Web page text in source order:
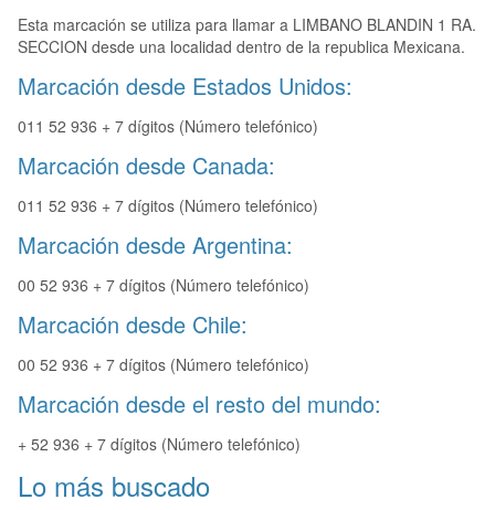
Esta marcación se utiliza para llamar a LIMBANO BLANDIN 1 RA.
SECCION desde una localidad dentro de la republica Mexicana.
Marcación desde Estados Unidos:
011 52 936 + 7 dígitos (Número telefónico)
Marcación desde Canada:
011 52 936 + 7 dígitos (Número telefónico)
Marcación desde Argentina:
00 52 936 + 7 dígitos (Número telefónico)
Marcación desde Chile:
00 52 936 + 7 dígitos (Número telefónico)
Marcación desde el resto del mundo:
+ 52 936 + 7 dígitos (Número telefónico)
Lo más buscado